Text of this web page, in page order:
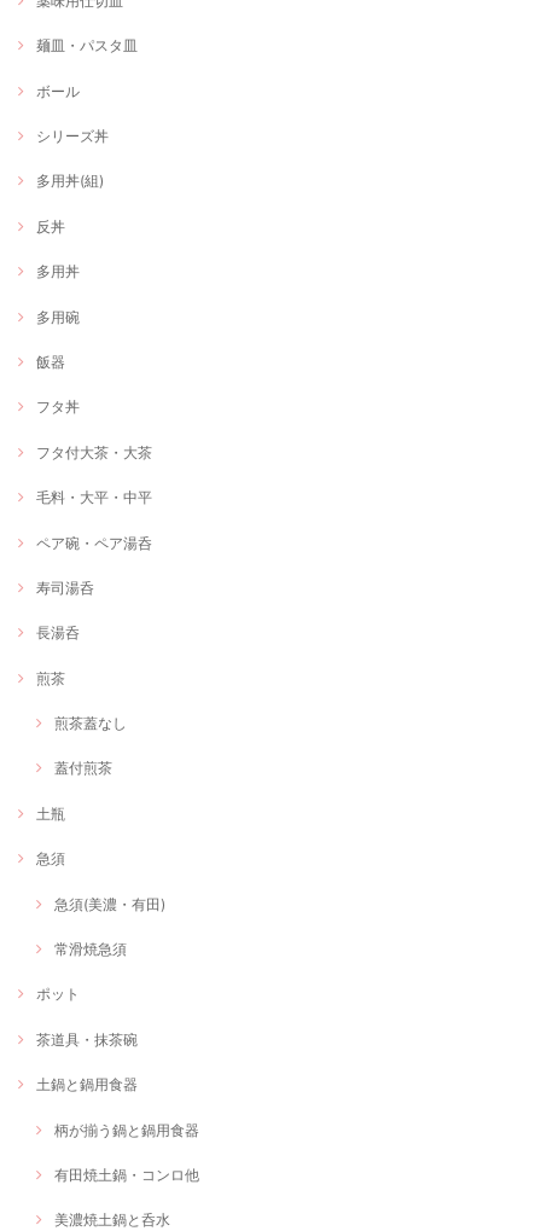
麺皿・パスタ皿
ボール
シリーズ丼
多用丼(組)
反丼
多用丼
多用碗
飯器
フタ丼
フタ付大茶・大茶
毛料・大平・中平
ペア碗・ペア湯呑
寿司湯呑
長湯呑
煎茶
煎茶蓋なし
蓋付煎茶
土瓶
急須
急須(美濃・有田)
常滑焼急須
ポット
茶道具・抹茶碗
土鍋と鍋用食器
柄が揃う鍋と鍋用食器
有田焼土鍋・コンロ他
美濃焼土鍋と呑水